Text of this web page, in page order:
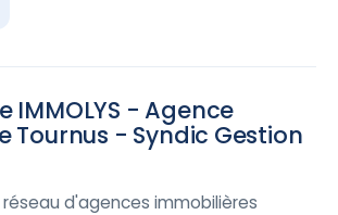
IMMOLYS - Agence
Tournus - Syndic Gestion
réseau d'agences immobilières